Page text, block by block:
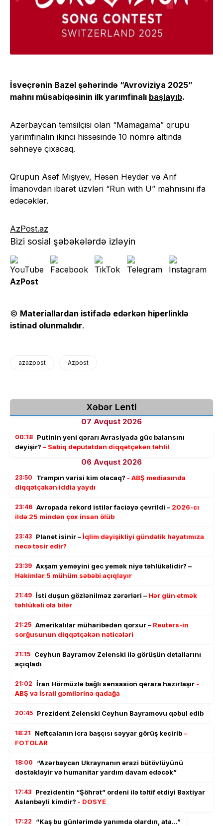
İsveçrənin Bazel şəhərində “Avroviziya 2025”
mahnı müsabiqəsinin ilk yarımfinalı başlayıb.
Azərbaycan təmsilçisi olan “Mamagama” qrupu
yarımfinalın ikinci hissəsində 10 nömrə altında
səhnəyə çıxacaq.
Qrupun Asəf Mişiyev, Həsən Heydər və Arif
İmanovdan ibarət üzvləri “Run with U” mahnısını ifa
edəcəklər.
AzPost.az
Bizi sosial şəbəkələrdə izləyin
AzPost
© Materiallardan istifadə edərkən hiperlinklə
istinad olunmalıdır.
azazpost Azpost
Xəbər Lenti
07 Avqust 2026
00:18 Putinin yeni qərarı Avrasiyada güc balansını
dəyişir? – Sabiq deputatdan diqqətçəkən təhlil
06 Avqust 2026
23:50 Trampın varisi kim olacaq? - ABŞ mediasında
diqqətçəkən iddia yaydı
23:46 Avropada rekord istilər faciəyə çevrildi – 2026-cı
ildə 25 mindən çox insan ölüb
23:43 Planet isinir –İqlim dəyişikliyi gündəlik həyatımıza
necə təsir edir?
23:39 Axşam yeməyini gec yemək niyə təhlükəlidir? –
Həkimlər 5 mühüm səbəbi açıqlayır
21:49 İsti duşun gözlənilməz zərərləri – Hər gün etmək
təhlükəli ola bilər
21:25 Amerikalılar müharibədən qorxur – Reuters-in
sorğusunun diqqətçəkən nəticələri
21:15 Ceyhun Bayramov Zelenski ilə görüşün detallarını
açıqladı
21:02 İran Hörmüzlə bağlı sensasion qərara hazırlaşır -
ABŞ və İsrail gəmilərinə qadağa
20:45 Prezident Zelenski Ceyhun Bayramovu qəbul edib
18:21 Neftçalanın icra başçısı səyyar görüş keçirib–
FOTOLAR
18:00
“Azərbaycan Ukraynanın ərazi bütövlüyünü
dəstəkləyir və humanitar yardım davam edəcək”
17:43 Prezidentin “Şöhrət” ordeni ilə təltif etdiyi Bəxtiyar
Aslanbəyli kimdir? - DOSYE
17:22 “Kaş bu günlərimdə yanımda olardın, ata…”